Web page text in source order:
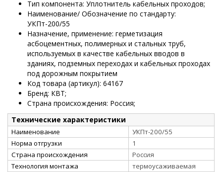
Тип компонента: Уплотнитель кабельных проходов;
Наименование/ Обозначение по стандарту:
УКПт-200/55
Назначение, применение: герметизация
асбоцементных, полимерных и стальных труб,
используемых в качестве кабельных вводов в
зданиях, подземных переходах и кабельных проходах
под дорожным покрытием
Код товара (артикул): 64167
Бренд: КВТ;
Страна происхождения: Россия;
Технические характеристики
Наименование
УКПт-200/55
Норма отгрузки
1
Страна происхождения
Россия
Технология монтажа
термоусаживаемая